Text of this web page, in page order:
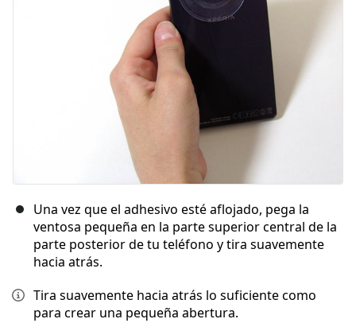
Cancelar Publicar comentario
Una vez que el adhesivo esté aflojado, pega la
ventosa pequeña en la parte superior central de la
parte posterior de tu teléfono y tira suavemente
hacia atrás.
Tira suavemente hacia atrás lo suficiente como
para crear una pequeña abertura.